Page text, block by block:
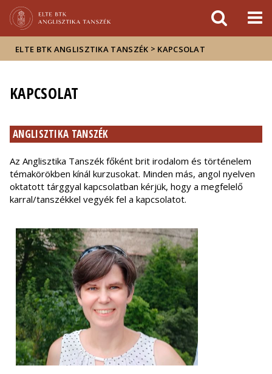
sajtóban
ELTE BTK ANGLISZTIKA TANSZÉK > KAPCSOLAT
KAPCSOLAT
ANGLISZTIKA TANSZÉK
Az Anglisztika Tanszék főként brit irodalom és történelem
témakörökben kínál kurzusokat. Minden más, angol nyelven
oktatott tárggyal kapcsolatban kérjük, hogy a megfelelő
karral/tanszékkel vegyék fel a kapcsolatot.